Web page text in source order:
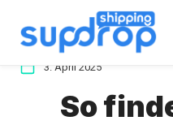
Inhalt
3. April 2025
So